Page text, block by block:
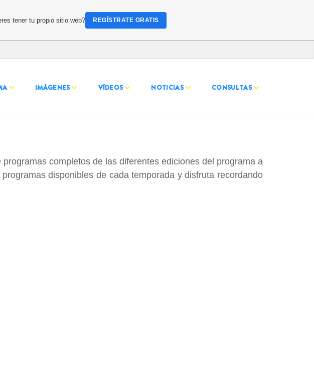
IMÁGENES VÍDEOS NOTICIAS CONSULTAS
completos de las diferentes ediciones del programa a
disponibles de cada temporada y disfruta recordando
tener tu propio sitio web? REGÍSTRATE GRATIS